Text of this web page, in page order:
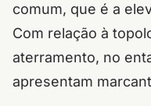
comum, que é a
Com relação à
aterramento, no
apresentam